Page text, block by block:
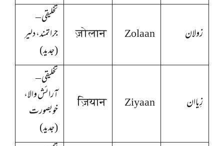
زولان Zolaan
ज़ोलान
تخلیقی –
جراتمند، دلیر
(جدید)
زِیاان Ziyaan
ज़ियान
تخلیقی –
آرائش والا،
خوبصورت
(جدید)